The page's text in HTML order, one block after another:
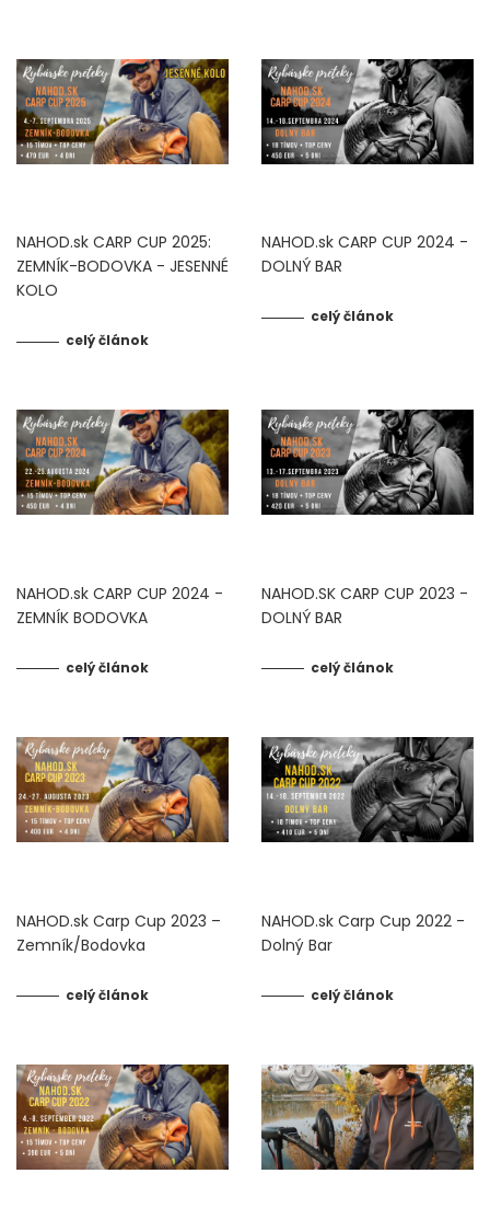
NAHOD.sk CARP CUP 2025:
ZEMNÍK-BODOVKA - JESENNÉ
KOLO
celý článok
NAHOD.sk CARP CUP 2024 -
DOLNÝ BAR
celý článok
NAHOD.sk CARP CUP 2024 -
ZEMNÍK BODOVKA
celý článok
NAHOD.SK CARP CUP 2023 -
DOLNÝ BAR
celý článok
NAHOD.sk Carp Cup 2023 –
Zemník/Bodovka
celý článok
NAHOD.sk Carp Cup 2022 -
Dolný Bar
celý článok
MATCHOVÉ A BOLOGNESOVÉ PRÚTY
CESTOVNÉ PRÚTY
Udice na dierky
PREDNÁ BRZDA
BAITRUNNER
NÁHRADNÉ CIEVKY
DOPLNKY K NAVIJAKOM
BIŽUTÉRIA
VLASCE, ŠNÚRY, PLETENKY
OBRATLÍKY A KARABÍNKY
MONTÁŽE A KLIPY
HADIČKY, PREVLEKY, ROVNÁTKA
IHLY, VRTÁČIKY, DOŤAHOVAČE UZLOV